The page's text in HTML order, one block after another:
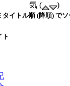
気 (
)
タイトル順 (降順) で
ト